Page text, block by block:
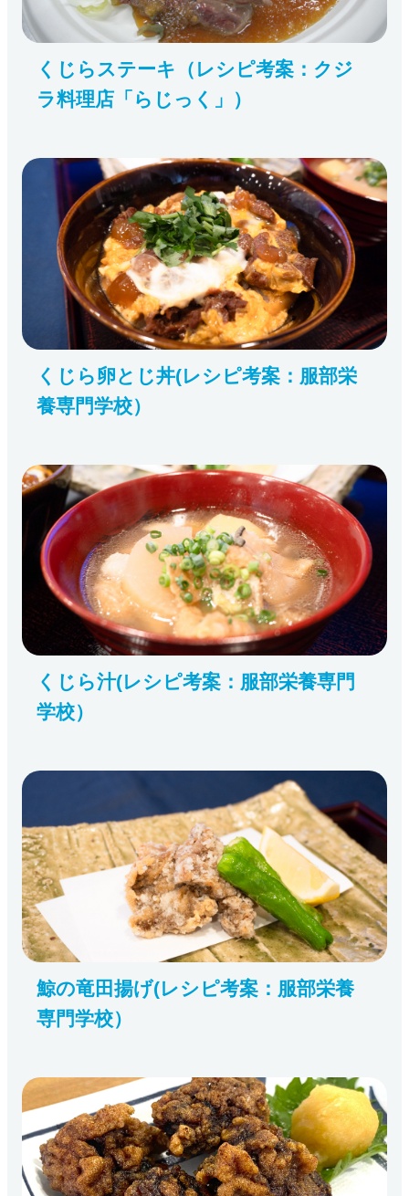
くじらステーキ（レシピ考案：クジ
ラ料理店「らじっく」）
くじら卵とじ丼(レシピ考案：服部栄
養専門学校）
くじら汁(レシピ考案：服部栄養専門
学校）
鯨の竜田揚げ(レシピ考案：服部栄養
専門学校）